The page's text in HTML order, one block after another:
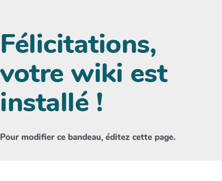
Félicitations,
votre wiki est
installé !
Pour modifier ce bandeau, éditez cette page.